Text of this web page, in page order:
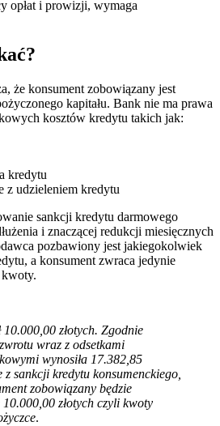
opłat i prowizji, wymaga
że konsument zobowiązany jest
kapitału. Bank nie ma prawa
kosztów kredytu takich jak:
kredytu
z udzieleniem kredytu
sankcji kredytu darmowego
i znaczącej redukcji miesięcznych
pozbawiony jest jakiegokolwiek
a konsument zwraca jedynie
10.000,00 złotych. Zgodnie
wraz z odsetkami
wynosiła 17.382,85
z sankcji kredytu konsumenckiego,
zobowiązany będzie
złotych czyli kwoty
.